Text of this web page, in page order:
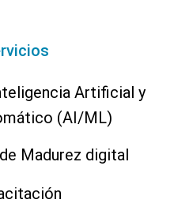
Artificial y
(AI/ML)
Madurez digital